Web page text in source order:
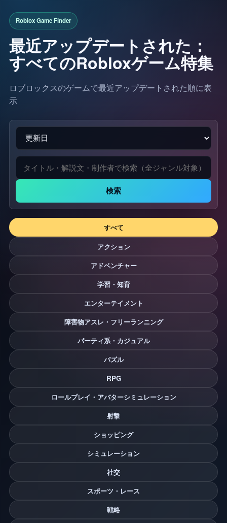
最近アップデートされた：
すべてのRobloxゲーム特集
ロブロックスのゲームで最近アップデートされた順に表
示
検索
すべて
アクション
アドベンチャー
学習・知育
エンターテイメント
障害物アスレ・フリーランニング
パーティ系・カジュアル
パズル
RPG
ロールプレイ・アバターシミュレーション
射撃
ショッピング
シミュレーション
社交
スポーツ・レース
戦略